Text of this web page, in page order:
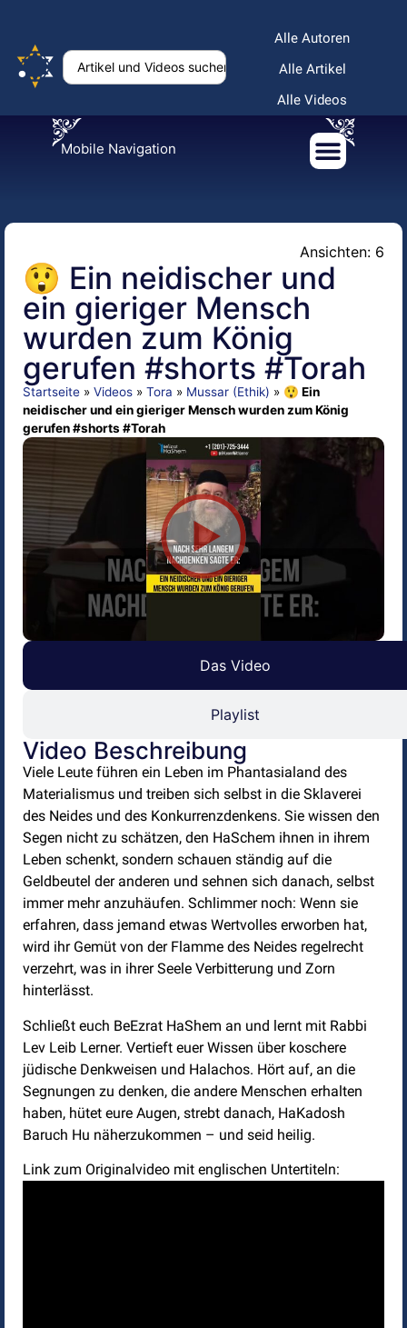
Alle Autoren
Alle Artikel
Alle Videos
Mobile Navigation
Ansichten: 6
😲 Ein neidischer und
ein gieriger Mensch
wurden zum König
gerufen #shorts #Torah
Startseite » Videos » Tora » Mussar (Ethik) » 😲 Ein
neidischer und ein gieriger Mensch wurden zum König
gerufen #shorts #Torah
Das Video
Playlist
Video Beschreibung
Viele Leute führen ein Leben im Phantasialand des
Materialismus und treiben sich selbst in die Sklaverei
des Neides und des Konkurrenzdenkens. Sie wissen den
Segen nicht zu schätzen, den HaSchem ihnen in ihrem
Leben schenkt, sondern schauen ständig auf die
Geldbeutel der anderen und sehnen sich danach, selbst
immer mehr anzuhäufen. Schlimmer noch: Wenn sie
erfahren, dass jemand etwas Wertvolles erworben hat,
wird ihr Gemüt von der Flamme des Neides regelrecht
verzehrt, was in ihrer Seele Verbitterung und Zorn
hinterlässt.
Schließt euch BeEzrat HaShem an und lernt mit Rabbi
Lev Leib Lerner. Vertieft euer Wissen über koschere
jüdische Denkweisen und Halachos. Hört auf, an die
Segnungen zu denken, die andere Menschen erhalten
haben, hütet eure Augen, strebt danach, HaKadosh
Baruch Hu näherzukommen – und seid heilig.
Link zum Originalvideo mit englischen Untertiteln: